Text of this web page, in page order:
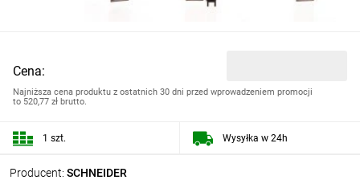
Producent: SCHNEIDER
Cena:
Najniższa cena produktu z ostatnich 30 dni przed wprowadzeniem promocji
to 520,77 zł brutto.
1 szt. Wysyłka w 24h